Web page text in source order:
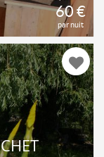
60 €
par nuit